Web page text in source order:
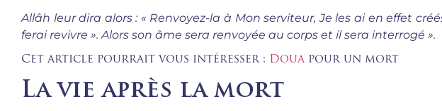
Allâh leur dira alors : « Renvoyez-la à Mon serviteur, Je les ai en effet
ferai revivre ». Alors son âme sera renvoyée au corps et il sera interrogé ».
Cet article pourrait vous intéresser : Douapour un mort
La vie après la mort